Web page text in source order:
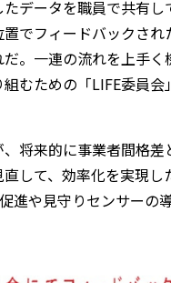
データを職員で共有
でフィードバックさ
。一連の流れを上手
むための「LIFE委員
将来的に事業者間格
して、効率化を実現
進や見守りセンサーの